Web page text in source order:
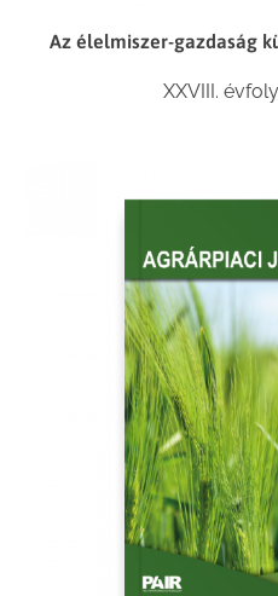
Az élelmiszer-gazdaság
XXVIII.